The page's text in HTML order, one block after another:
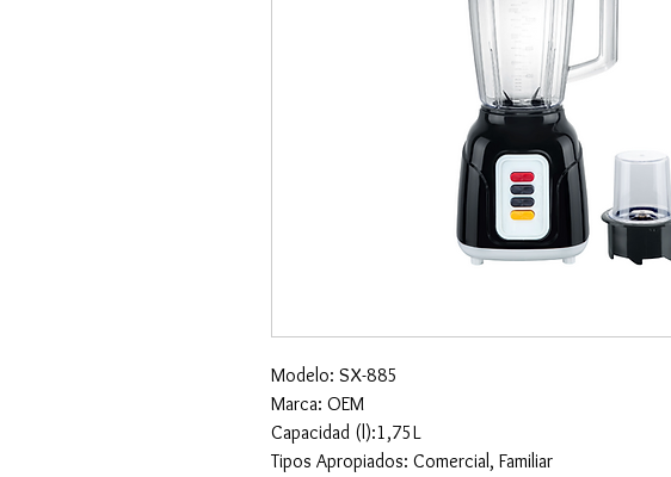
Modelo: SX-885
Marca: OEM
Capacidad (l):1,75L
Tipos Apropiados: Comercial, Familiar